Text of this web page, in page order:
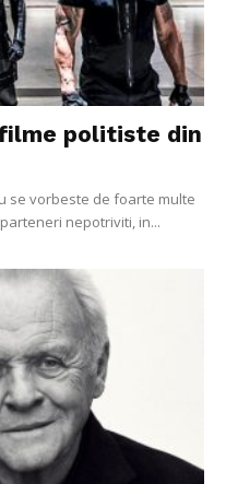
politiste din
se vorbeste de foarte multe
nepotriviti, in...